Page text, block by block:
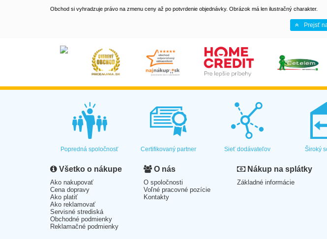
Obchod si vyhradzuje právo na zmenu ceny až po potvrdenie objednávky. Obrázok má len ilustračný charakter.
Prejsť
Popredná spoločnosť Certifikovaný partner Sieť dodávateľov Široký
Všetko o nákupe
Ako nakupovať
Cena dopravy
Ako platiť
Ako reklamovať
Servisné strediská
Obchodné podmienky
Reklamačné podmienky
O nás
O spoločnosti
Voľné pracovné pozície
Kontakty
Nákup na splátky
Základné informácie